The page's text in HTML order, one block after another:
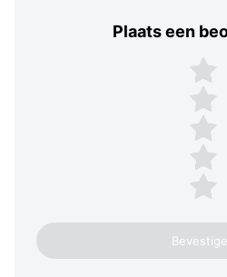
Plaats een
5
4
3
2
1 ster